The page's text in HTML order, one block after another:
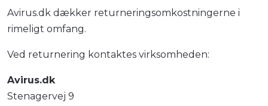
Avirus.dk dækker returneringsomkostningerne i
rimeligt omfang.
Ved returnering kontaktes virksomheden:
Avirus.dk
Stenagervej 9